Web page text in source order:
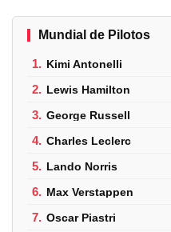
Mundial de Pilotos
1. Kimi Antonelli
2. Lewis Hamilton
3. George Russell
4. Charles Leclerc
5. Lando Norris
6. Max Verstappen
7. Oscar Piastri